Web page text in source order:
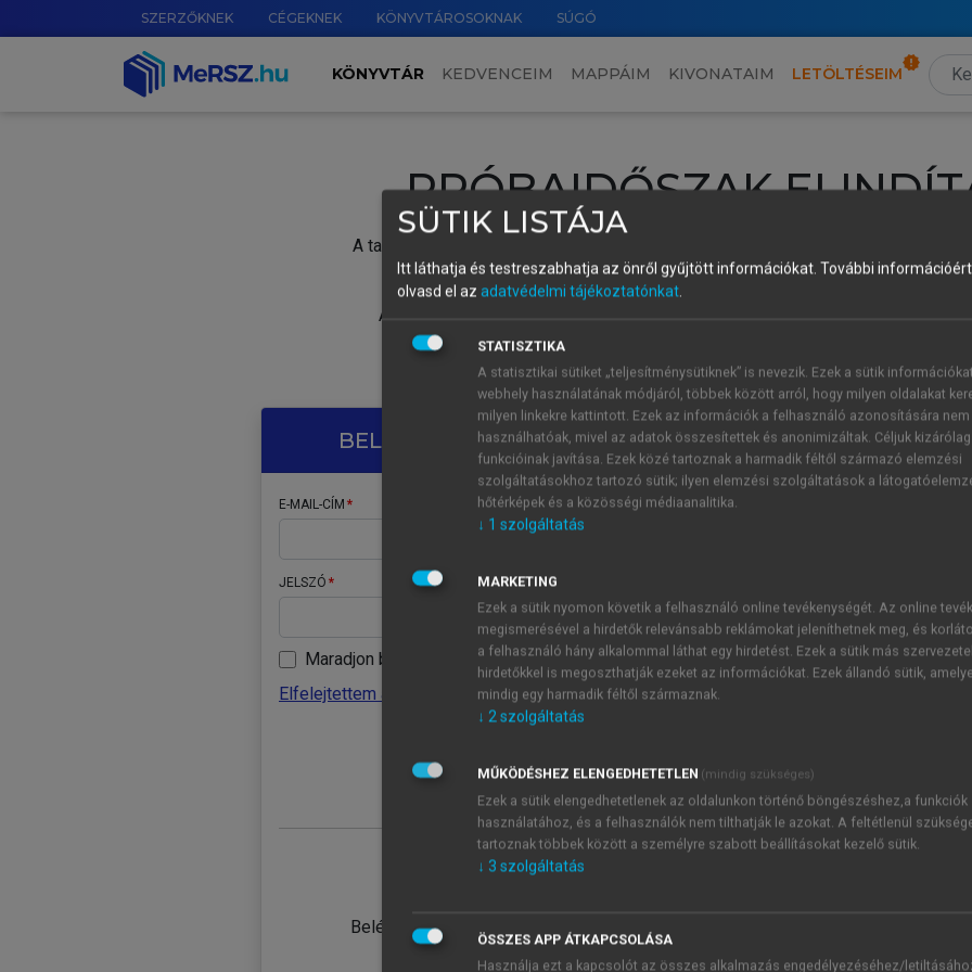
SZERZŐKNEK CÉGEKNEK KÖNYVTÁROSOKNAK SÚGÓ
KÖNYVTÁR KEDVENCEIM MAPPÁIM KIVONATAIM LETÖLTÉSEIM
PRÓBAIDŐSZAK
A tartalom megtekintéséhez lépj be a saját fiókoddal, iskolai azonosítóddal vagy
Új felhasználóként1 óra díjmentes hozzáférésrevagy
A próbaidőszak elindításához,
vagy hozz
A regisztráció után a
BELÉPÉS SAJÁT FIÓKKAL
E-MAIL-CÍM
JELSZÓ
Maradjon belépve
Elfelejtettem a jelszavamat
Belépés intézményi azonosítóval
ÚJ FIÓK
1 óra
JELSZÓ
Kérek értesítést a MeRSZ
Kérek értesítést az
SÜTIK LISTÁJA
Itt láthatja és testreszabhatja az önről gyűjtött információkat. További
olvasd el az adatvédelmi tájékoztatónkat.
STATISZTIKA
A statisztikai sütiket „teljesítménysütiknek” is nevezik. Ezek a sütik
webhely használatának módjáról, többek között arról, hogy milyen oldalakat
milyen linkekre kattintott. Ezek az információk a felhasználó azonosítására nem
használhatóak, mivel az adatok összesítettek és anonimizáltak. Céljuk
funkcióinak javítása. Ezek közé tartoznak a harmadik féltől származó elemzési
szolgáltatásokhoz tartozó sütik; ilyen elemzési szolgáltatások a
hőtérképek és a közösségi médiaanalitika.
↓ 1 szolgáltatás
MARKETING
Ezek a sütik nyomon követik a felhasználó online tevékenységét. Az online
megismerésével a hirdetők relevánsabb reklámokat jeleníthetnek meg, és
a felhasználó hány alkalommal láthat egy hirdetést. Ezek a sütik más
hirdetőkkel is megoszthatják ezeket az információkat. Ezek állandó sütik,
mindig egy harmadik féltől származnak.
↓ 2szolgáltatás
MŰKÖDÉSHEZ ELENGEDHETETLEN (mindig szükséges)
Ezek a sütik elengedhetetlenek az oldalunkon történő böngészéshez,a funkciók
használatához, és a felhasználók nem tilthatják le azokat. A feltétlenül
tartoznak többek között a személyre szabott beállításokat kezelő sütik.
↓ 3 szolgáltatás
ÖSSZES APP ÁTKAPCSOLÁSA
Használja ezt a kapcsolót az összes alkalmazás engedélyezéséhez/